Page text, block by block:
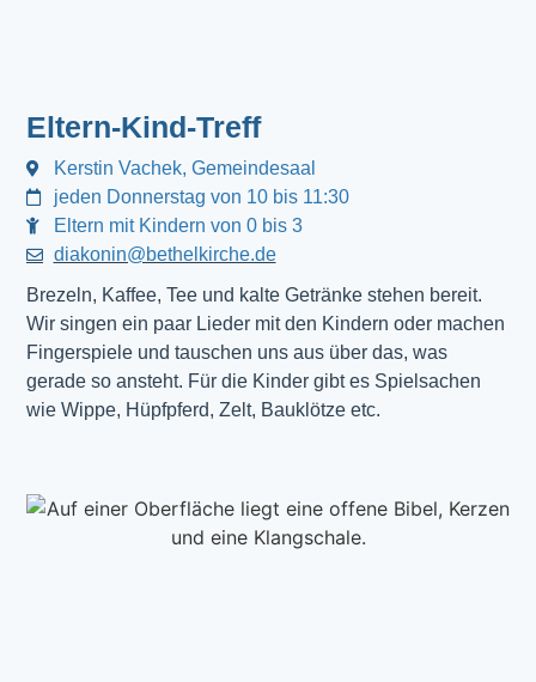
Eltern-Kind-Treff
Kerstin Vachek, Gemeindesaal
jeden Donnerstag von 10 bis 11:30
Eltern mit Kindern von 0 bis 3
diakonin@bethelkirche.de
Brezeln, Kaffee, Tee und kalte Getränke stehen bereit.
Wir singen ein paar Lieder mit den Kindern oder machen
Fingerspiele und tauschen uns aus über das, was
gerade so ansteht. Für die Kinder gibt es Spielsachen
wie Wippe, Hüpfpferd, Zelt, Bauklötze etc.